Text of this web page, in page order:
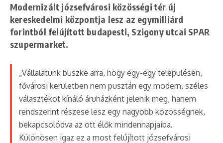
Modernizált józsefvárosi közösségi tér új
kereskedelmi központja lesz az egymilliárd
forintból felújított budapesti, Szigony utcai SPAR
szupermarket.
„Vállalatunk büszke arra, hogy egy-egy településen,
fővárosi kerületben nem pusztán egy modern, széles
választékot kínáló áruházként jelenik meg, hanem
rendszerint részese lesz egy nagyobb közösségnek,
bekapcsolódva az ott élők mindennapjaiba.
Különösen igaz ez a most felújított józsefvárosi